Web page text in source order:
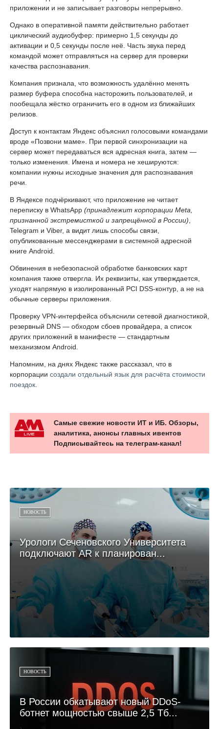
приложении и не записывает разговоры непрерывно.
Однако в оперативной памяти действительно работает
циклический аудиобуфер: примерно 1,5 секунды до
активации и 0,5 секунды после неё. Часть звука перед
командой может отправляться на сервер для проверки
качества распознавания.
Компания признала, что возможность удалённо менять
размер буфера способна насторожить пользователей, и
пообещала жёстко ограничить его в одном из ближайших
релизов.
Доступ к контактам Яндекс объяснил голосовыми командами
вроде «Позвони маме». При первой синхронизации на
сервер может передаваться вся адресная книга, затем —
только изменения. Имена и номера не хешируются:
компании нужны исходные значения для распознавания
речи.
В Яндексе подчёркивают, что приложение не читает
переписку в WhatsApp (принадлежит корпорации Meta,
признанной экстремисткой и запрещённой в России)
Telegram и Viber, а видит лишь способы связи,
опубликованные мессенджерами в системной адресной
книге Android.
Обвинения в небезопасной обработке банковских карт
компания также отвергла. Их реквизиты, как утверждается,
уходят напрямую в изолированный PCI DSS-контур, а не на
обычные серверы приложения.
Проверку VPN-интерфейса объяснили сетевой диагностикой,
резервный DNS — обходом сбоев провайдера, а список
других приложений в манифесте — стандартным
механизмом Android.
Напомним, на днях Яндекс также рассказал, что в
корпорации создали отдельный язык для расчёта стоимости
поездок
Самые свежие новости ИТ и ИБ. Обзоры,
аналитика, анонсы главных ивентов
Подписывайтесь на телеграм-канал!
НОВОСТЬ
Урологи Сеченовского Университета
подключают AR к планирован...
НОВОСТЬ
В России обкатывают новый DDoS-
ботнет мощностью свыше 2,5 Тб...